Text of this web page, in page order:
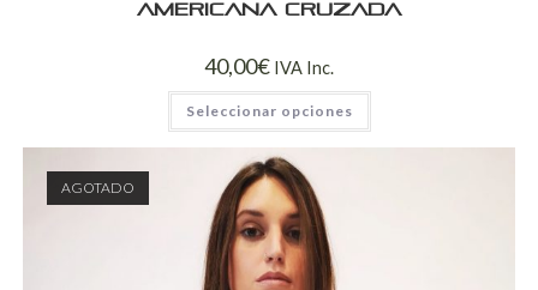
Americana cruzada
40,00€ IVA Inc.
Seleccionar opciones
AGOTADO